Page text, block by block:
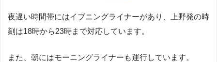
夜遅い時間帯にはイブニングライナーがあり、上野発の時
刻は18時から23時まで対応しています。
また、朝にはモーニングライナーも運行しています。